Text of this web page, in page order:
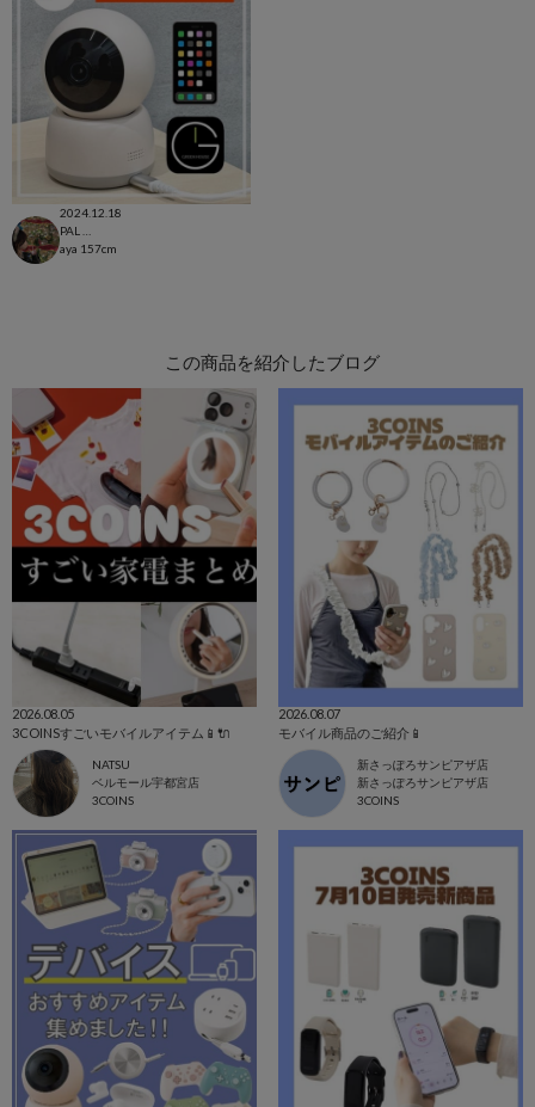
2024.12.18
aya 157cm
この商品を紹介したブログ
2026.08.05
3COINSすごいモバイルアイテム📱🔌
NATSU
ベルモール宇都宮店
3COINS
2026.08.07
モバイル商品のご紹介📱
新さっぽろサンピアザ店
新さっぽろサンピアザ店
3COINS